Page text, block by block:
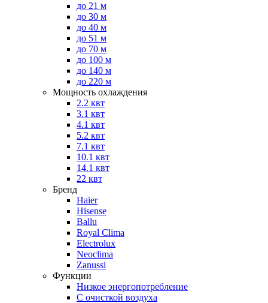
до 21 м
до 30 м
до 40 м
до 51 м
до 70 м
до 100 м
до 140 м
до 220 м
Мощность охлаждения
2.2 квт
3.1 квт
4.1 квт
5.2 квт
7.1 квт
10.1 квт
14.1 квт
22 квт
Бренд
Haier
Hisense
Ballu
Royal Clima
Electrolux
Neoclima
Zanussi
Функции
Низкое энергопотребление
С очисткой воздуха